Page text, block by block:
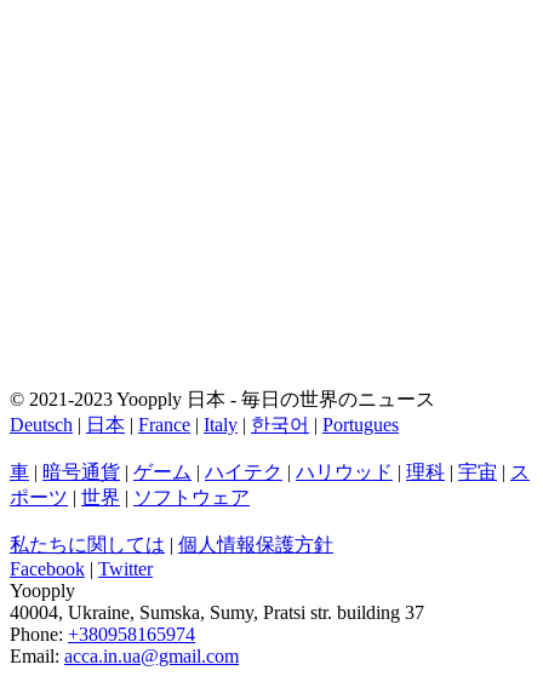
© 2021-2023 Yoopply 日本 - 毎日の世界のニュース
Deutsch | 日本 | France | Italy | 한국어 | Portugues
車 | 暗号通貨 | ゲーム | ハイテク | ハリウッド | 理科 | 宇宙 | ス
ポーツ | 世界 | ソフトウェア
私たちに関しては | 個人情報保護方針
Facebook | Twitter
Yoopply
40004, Ukraine, Sumska, Sumy, Pratsi str. building 37
Phone: +380958165974
Email: acca.in.ua@gmail.com